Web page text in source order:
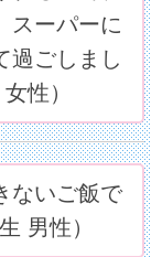
スーパーに
過ごしまし
性）
ないご飯で
男性）